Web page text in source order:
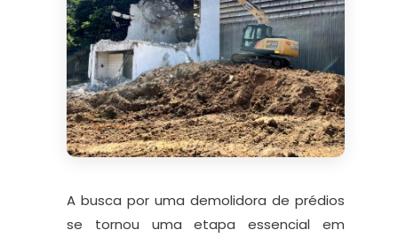
A busca por uma demolidora de prédios
se tornou uma etapa essencial em